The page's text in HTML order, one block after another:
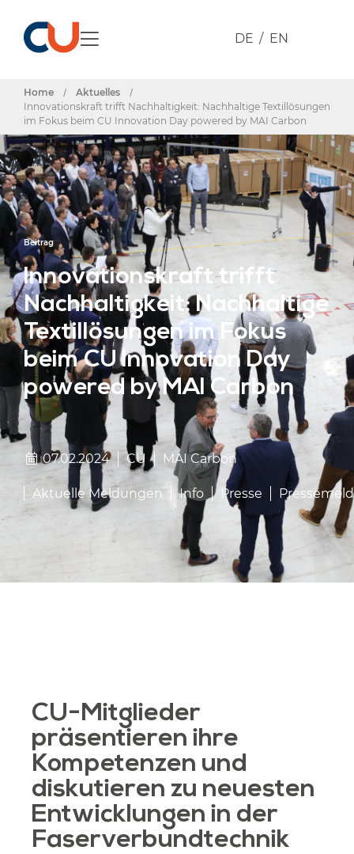
DE EN
Home / Aktuelles
/
Innovationskraft trifft Nachhaltigkeit: Nachhaltige Textillösungen
im Fokus beim CU Innovation Day powered by MAI Carbon
Beitrag
Innovationskraft trifft
Nachhaltigkeit: Nachhaltige
Textillösungen im Fokus
beim CU Innovation Day
powered by MAI Carbon
07.02.2024 CU MAI Carbon
Aktuelle Meldungen Info Presse
CU-Mitglieder
präsentieren ihre
Kompetenzen und
diskutieren zu neuesten
Entwicklungen in der
Faserverbundtechnik